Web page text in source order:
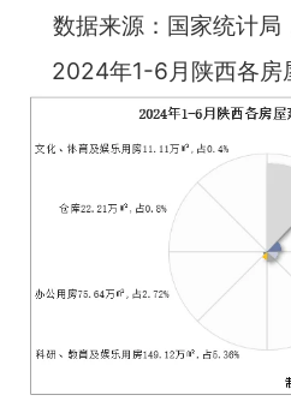
数据来源：国家统计局
2024年1-6月陕西各房